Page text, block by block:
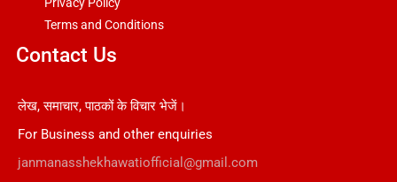
Terms and Conditions
Contact Us
लेख, समाचार, पाठकों के विचार भेजें।
For Business and other enquiries
janmanasshekhawatiofficial@gmail.com